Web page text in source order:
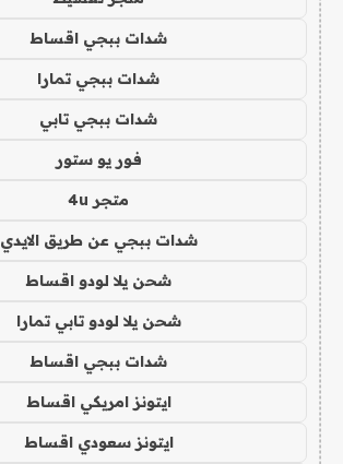
شدات ببجي اقساط
شدات ببجي تمارا
شدات ببجي تابي
فور يو ستور
متجر 4u
شدات ببجي عن طريق الايدي
شحن يلا لودو اقساط
شحن يلا لودو تابي تمارا
شدات ببجي اقساط
ايتونز امريكي اقساط
ايتونز سعودي اقساط